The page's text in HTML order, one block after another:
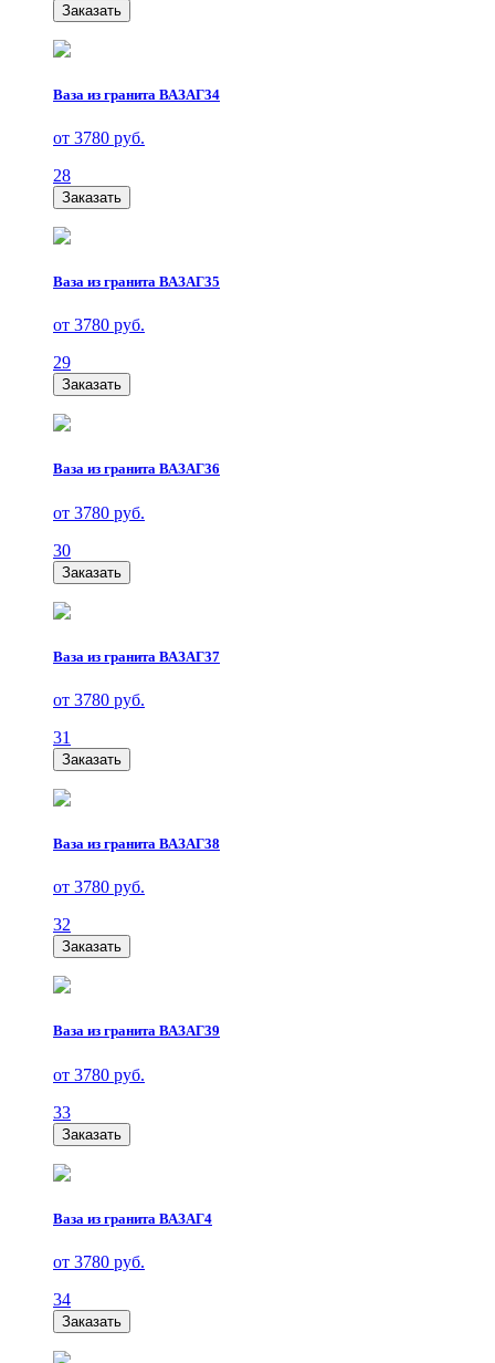
Заказать
Ваза из гранита ВАЗАГ34
от 3780 руб.
28
Заказать
Ваза из гранита ВАЗАГ35
от 3780 руб.
29
Заказать
Ваза из гранита ВАЗАГ36
от 3780 руб.
30
Заказать
Ваза из гранита ВАЗАГ37
от 3780 руб.
31
Заказать
Ваза из гранита ВАЗАГ38
от 3780 руб.
32
Заказать
Ваза из гранита ВАЗАГ39
от 3780 руб.
33
Заказать
Ваза из гранита ВАЗАГ4
от 3780 руб.
34
Заказать